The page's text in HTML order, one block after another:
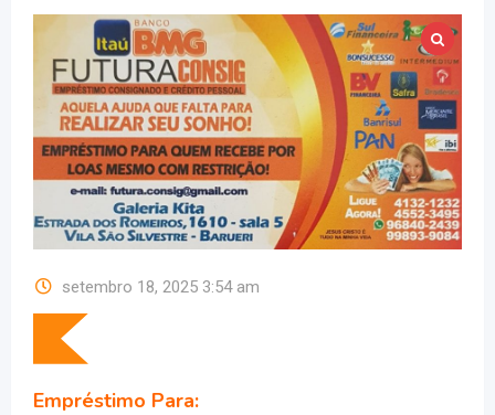
setembro 18, 2025 3:54 am
Empréstimo Para: